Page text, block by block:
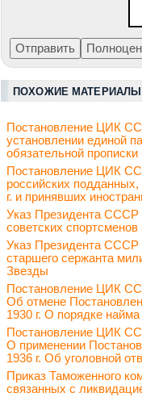
ПОХОЖИЕ
Постановление ЦИК
установлении единой
обязательной прописки
Постановление ЦИК
российских
г. и принявших
Указ Президента СССР
советских
Указ Президента СССР
старшего сержанта
Звезды
Постановление ЦИК
Об отмене
1930 г. О порядке
Постановление ЦИК
О применении
1936 г. Об уголовной
Приказ Таможенного
связанных с